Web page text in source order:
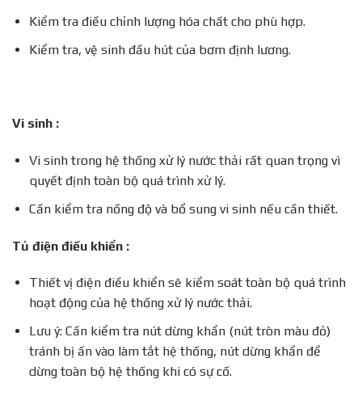
Kiểm tra điều chỉnh lượng hóa chất cho phù hợp.
Kiểm tra, vệ sinh đầu hút của bơm định lương.
Vi sinh :
Vi sinh trong hệ thống xử lý nước thải rất quan trọng vì
quyết định toàn bộ quá trình xử lý.
Cần kiểm tra nồng độ và bổ sung vi sinh nếu cần thiết.
Tủ điện điều khiển :
Thiết vị điện điều khiển sẽ kiểm soát toàn bộ quá trình
hoạt động của hệ thống xử lý nước thải.
Lưu ý: Cần kiểm tra nút dừng khẩn (nút tròn màu đỏ)
tránh bị ấn vào làm tắt hệ thống, nút dừng khẩn để
dừng toàn bộ hệ thống khi có sự cố.